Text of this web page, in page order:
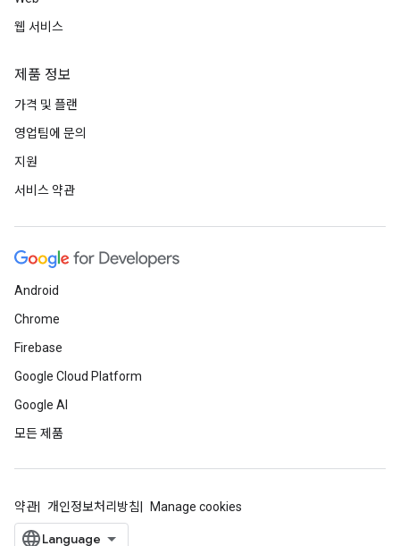
웹 서비스
제품 정보
가격 및 플랜
영업팀에 문의
지원
서비스 약관
Android
Chrome
Firebase
Google Cloud Platform
Google AI
모든 제품
약관 개인정보처리방침 Manage cookies